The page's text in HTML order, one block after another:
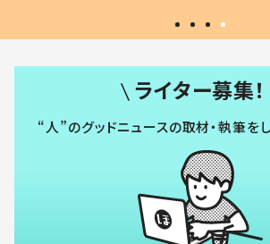
ライター募集！
“人”のグッドニュースの取材・執筆を